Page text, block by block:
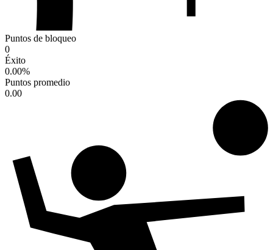
Puntos de bloqueo
0
Éxito
0.00%
Puntos promedio
0.00